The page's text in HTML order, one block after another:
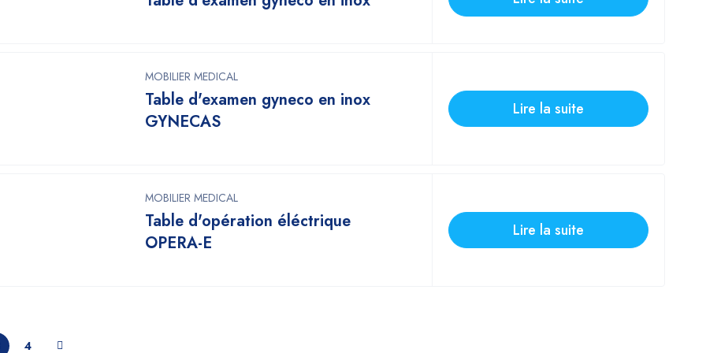
MOBILIER MEDICAL
Table d'examen gyneco en inox
GYNECAS
Lire la suite
MOBILIER MEDICAL
Table d'opération éléctrique
OPERA-E
Lire la suite
4